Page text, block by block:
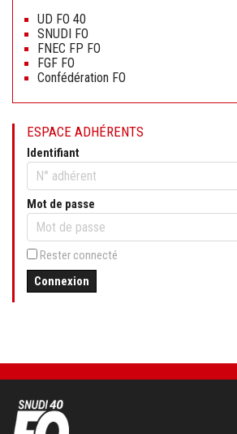
contenu
UD FO 40
SNUDI FO
FNEC FP FO
FGF FO
Confédération FO
ESPACE ADHÉRENTS
Identifiant
Mot de passe
Rester connecté
Connexion